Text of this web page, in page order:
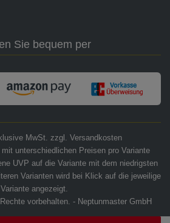
Sie bequem per
MwSt. zzgl. Versandkosten
unterschiedlichen Preisen pro Variante
UVP auf die Variante mit dem niedrigsten
Varianten wird bei Klick auf die jeweilige
Variante angezeigt.
vorbehalten. - Neptunmaster GmbH